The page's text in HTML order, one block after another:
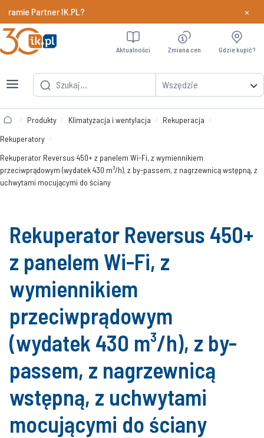
Partner IK.PL? Dowiedz
×
Wszędzie
Aktualności Zmiana cen Gdzie kupić?
Produkty Klimatyzacja i wentylacja
Rekuperacja
Rekuperatory
Rekuperator Reversus 450+ z panelem Wi-Fi, z wymiennikiem
przeciwprądowym (wydatek 430 m³/h), z by-passem, z nagrzewnicą wstępną, z
uchwytami mocującymi do ściany
Rekuperator Reversus 450+
z panelem Wi-Fi, z
wymiennikiem
przeciwprądowym
(wydatek 430 m³/h), z by-
passem, z nagrzewnicą
wstępną, z uchwytami
mocującymi do ściany